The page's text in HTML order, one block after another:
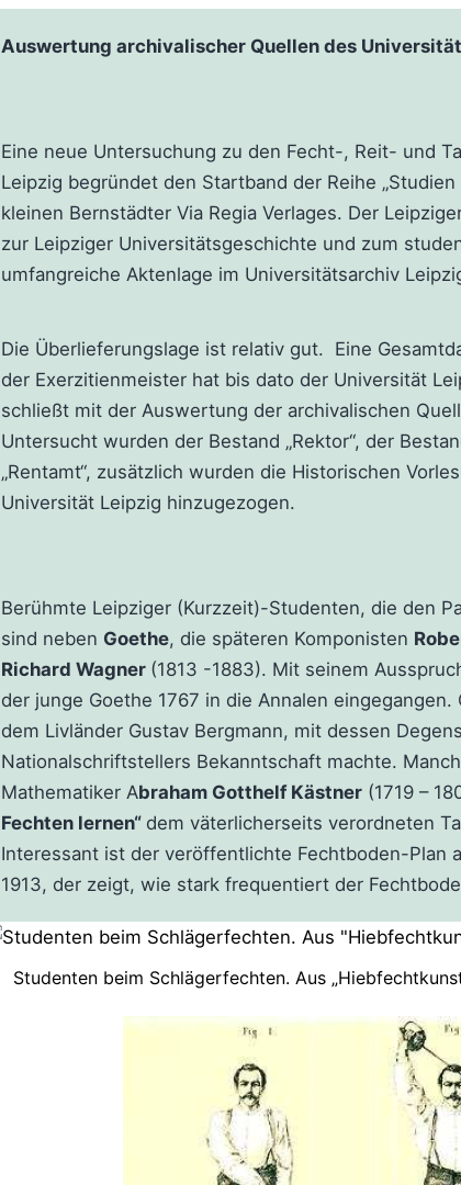
Auswertung archivalischer Quellen des
Eine neue Untersuchung zu den Fecht-, Reit- und
Leipzig begründet den Startband der Reihe
kleinen Bernstädter Via Regia Verlages. Der
zur Leipziger Universitätsgeschichte und zum
umfangreiche Aktenlage im Universitätsarchiv
Die Überlieferungslage ist relativ gut. Eine
der Exerzitienmeister hat bis dato der Universität
schließt mit der Auswertung der archivalischen
Untersucht wurden der Bestand „Rektor“, der
„Rentamt“, zusätzlich wurden die Historischen
Universität Leipzig hinzugezogen.
Berühmte Leipziger (Kurzzeit)-Studenten, die den
sind neben Goethe, die späteren Komponisten
Richard Wagner (1813 -1883). Mit seinem
der junge Goethe 1767 in die Annalen
dem Livländer Gustav Bergmann, mit dessen
Nationalschriftstellers Bekanntschaft machte.
Mathematiker Abraham Gotthelf Kästner (1719 –
Fechten lernen“ dem väterlicherseits verordneten
Interessant ist der veröffentlichte Fechtboden-Plan
1913, der zeigt, wie stark frequentiert der
Studenten beim Schlägerfechten. Aus